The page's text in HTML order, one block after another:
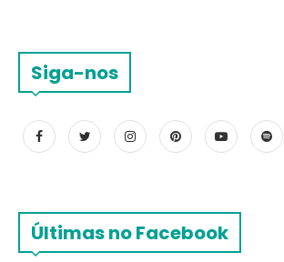
Siga-nos
Últimas no Facebook